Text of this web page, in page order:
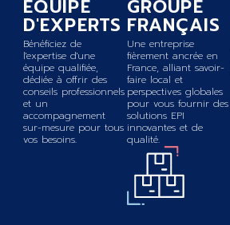
ÉQUIPE
D'EXPERTS
Bénéficiez de
l'expertise d'une
équipe qualifiée,
dédiée à offrir des
conseils professionnels
et un
accompagnement
sur-mesure pour tous
vos besoins.
GROUPE
FRANÇAIS
Une entreprise
fièrement ancrée en
France, alliant savoir-
faire local et
perspectives globales
pour vous fournir des
solutions EPI
innovantes et de
qualité.